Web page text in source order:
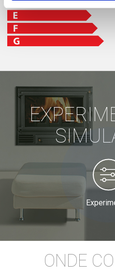
ONDE